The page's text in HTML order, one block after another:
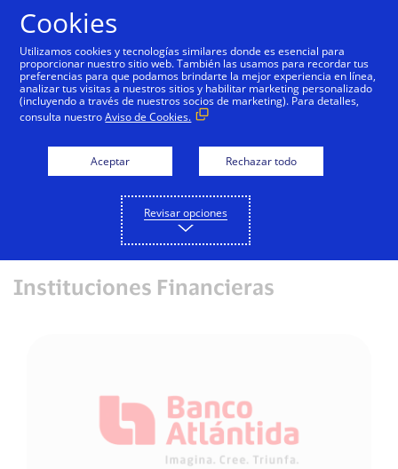
Visa Gold Crédito
Solicita tu tarjeta Visa con los siguientes
emisores.
Detalle de tarjeta
Instituciones Financieras
Cookies
Utilizamos cookies y tecnologías similares donde es esencial para
proporcionar nuestro sitio web. También las usamos para recordar tus
preferencias para que podamos brindarte la mejor experiencia en línea,
analizar tus visitas a nuestros sitios y habilitar marketing personalizado
(incluyendo a través de nuestros socios de marketing). Para detalles,
consulta nuestroAviso de Cookies.
Aceptar Rechazar todo
Revisar opciones